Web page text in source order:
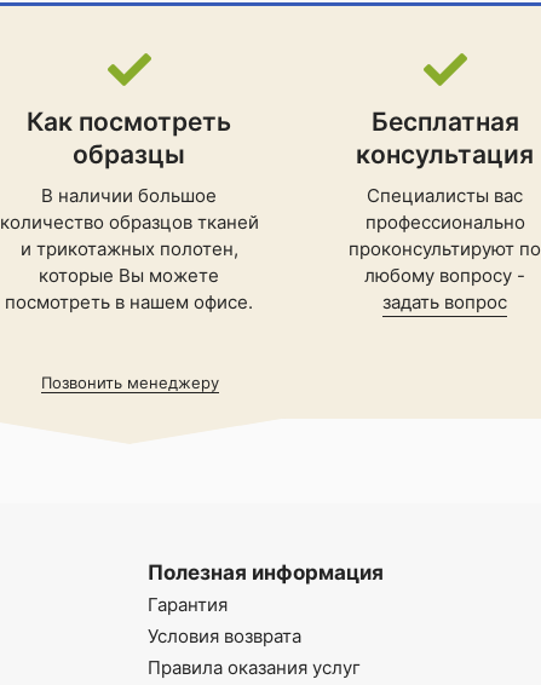
Как посмотреть
образцы
В наличии большое
количество образцов тканей
и трикотажных полотен,
которые Вы можете
посмотреть в нашем офисе.
Бесплатная
консультация
Специалисты вас
профессионально
проконсультируют по
любому вопросу -
задать вопрос
Позвонить менеджеру
Полезная информация
Гарантия
Условия возврата
Правила оказания услуг